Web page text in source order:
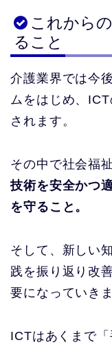
これから
ること
介護業界では今
ムをはじめ、
されます。
その中で社会福
技術を安全かつ
を守ること。
そして、新しい
践を振り返り改
要になっていきま
ICTはあくまで